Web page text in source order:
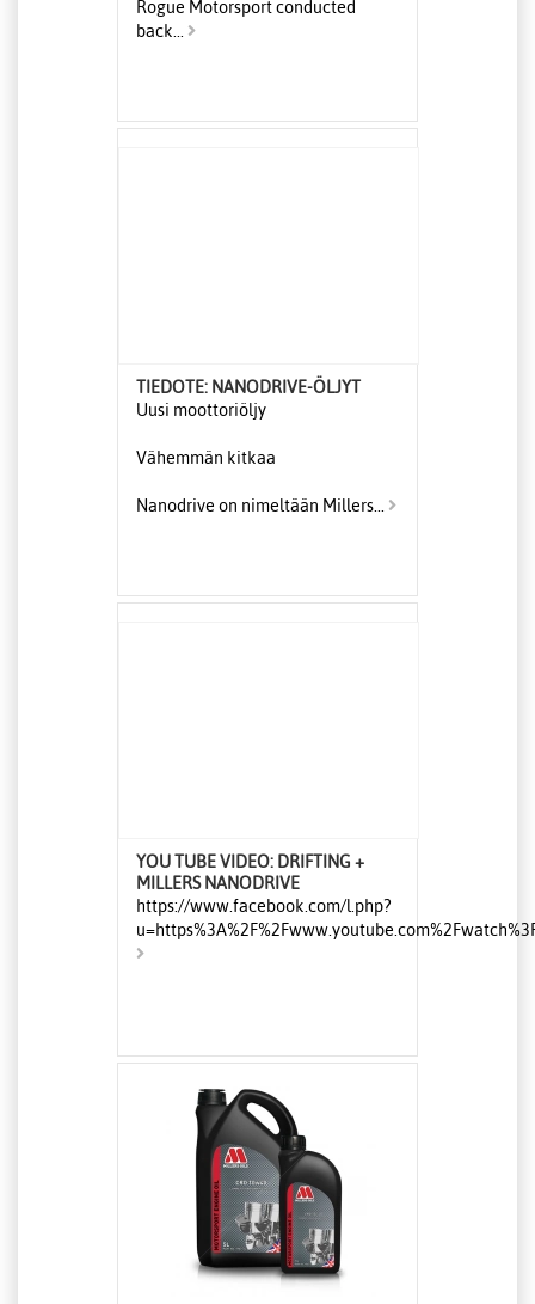
Rogue Motorsport conducted
back...
TIEDOTE: NANODRIVE-ÖLJYT
Uusi moottoriöljy
Vähemmän kitkaa
Nanodrive on nimeltään Millers...
YOU TUBE VIDEO: DRIFTING +
MILLERS NANODRIVE
https://www.facebook.com/l.php?